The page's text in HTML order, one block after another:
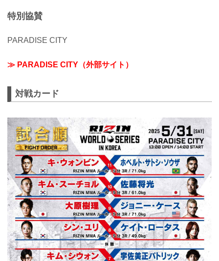
特別協賛
PARADISE CITY
≫ PARADISE CITY（外部サイト）
対戦カード